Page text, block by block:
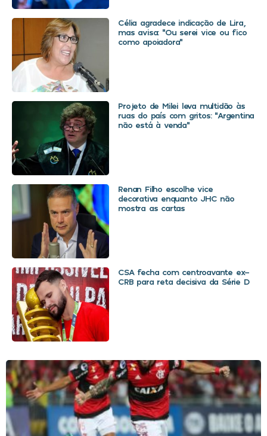
Célia agradece indicação de Lira,
mas avisa: “Ou serei vice ou fico
como apoiadora”
Projeto de Milei leva multidão às
ruas do país com gritos: “Argentina
não está à venda”
Renan Filho escolhe vice
decorativa enquanto JHC não
mostra as cartas
CSA fecha com centroavante ex-
CRB para reta decisiva da Série D